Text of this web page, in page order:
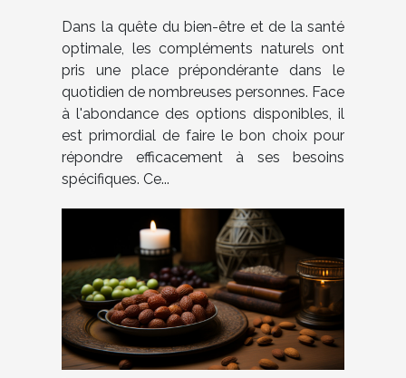
spécifiques
Dans la quête du bien-être et de la santé
optimale, les compléments naturels ont
pris une place prépondérante dans le
quotidien de nombreuses personnes. Face
à l'abondance des options disponibles, il
est primordial de faire le bon choix pour
répondre efficacement à ses besoins
spécifiques. Ce...